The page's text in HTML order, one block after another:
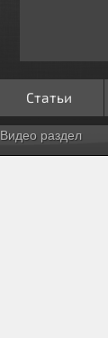
Статьи
Видео раздел